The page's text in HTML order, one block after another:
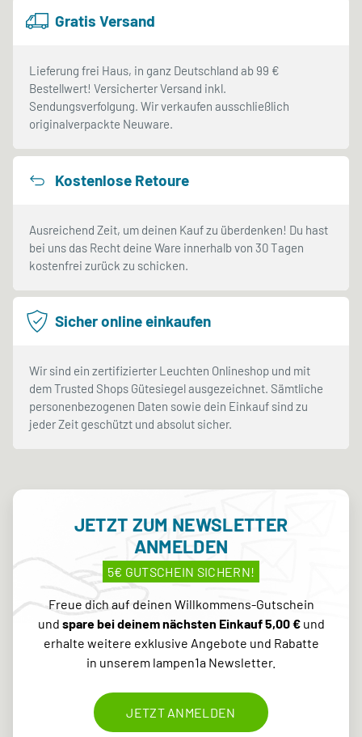
Gratis Versand
Lieferung frei Haus, in ganz Deutschland ab 99 €
Bestellwert! Versicherter Versand inkl.
Sendungsverfolgung. Wir verkaufen ausschließlich
originalverpackte Neuware.
Kostenlose Retoure
Ausreichend Zeit, um deinen Kauf zu überdenken! Du hast
bei uns das Recht deine Ware innerhalb von 30 Tagen
kostenfrei zurück zu schicken.
Sicher online einkaufen
Wir sind ein zertifizierter Leuchten Onlineshop und mit
dem Trusted Shops Gütesiegel ausgezeichnet. Sämtliche
personenbezogenen Daten sowie dein Einkauf sind zu
jeder Zeit geschützt und absolut sicher.
JETZT ZUM NEWSLETTER
ANMELDEN
5€ GUTSCHEIN SICHERN!
Freue dich auf deinen Willkommens-Gutschein
und spare bei deinem nächsten Einkauf 5,00 €und
erhalte weitere exklusive Angebote und Rabatte
in unserem lampen1a Newsletter.
JETZT ANMELDEN